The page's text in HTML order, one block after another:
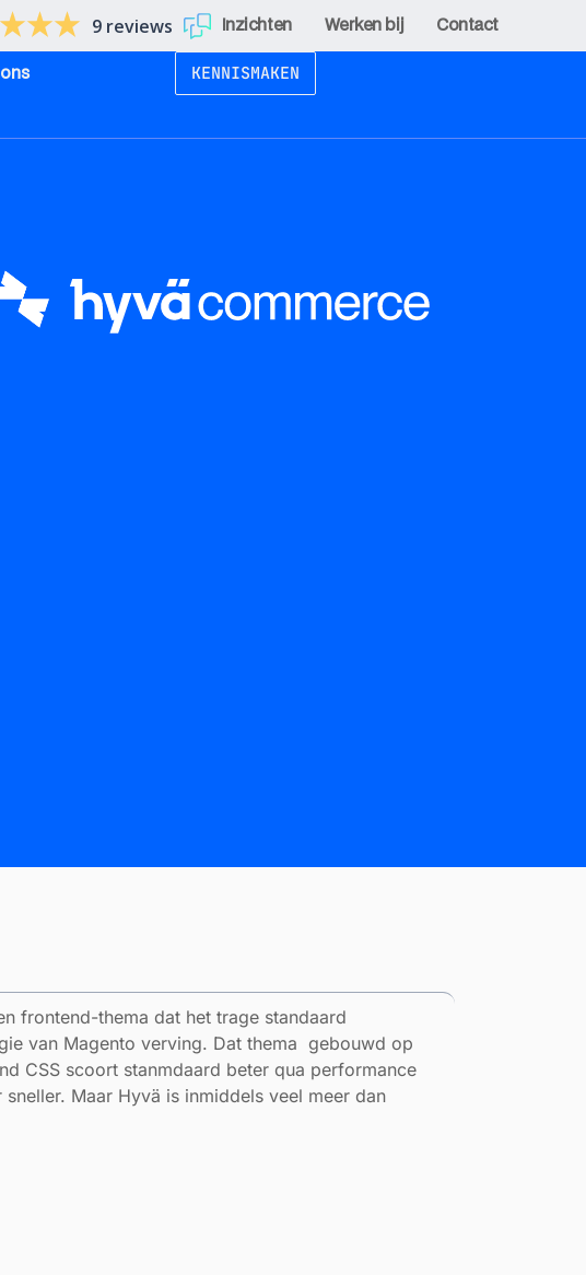
9 reviews Inzichten Werken bij Contact
KENNISMAKEN
frontend-thema dat het trage standaard
van Magento verving. Dat thema gebouwd op
CSS scoort stanmdaard beter qua performance
Maar Hyvä is inmiddels veel meer dan